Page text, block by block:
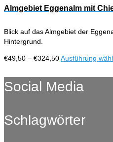
€324,50
Almgebiet Eggenalm mit
Blick auf das Almgebiet der
Hintergrund.
€49,50 – €324,50Preisspanne:
bis
€324,50
Ausführung
Social Media
Schlagwörter